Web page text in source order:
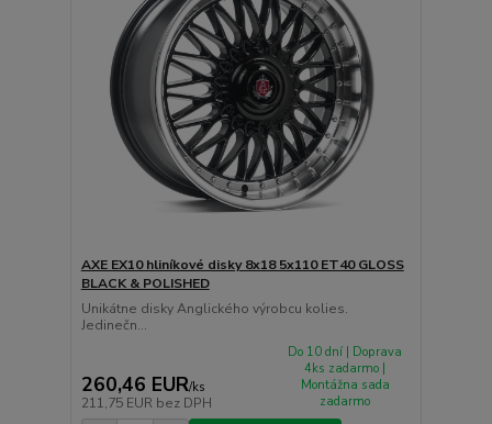
AXE EX10 hliníkové disky 8x18 5x110 ET40 GLOSS
BLACK & POLISHED
Unikátne disky Anglického výrobcu kolies.
Jedinečn...
260,46 EUR/ks
211,75 EUR bez DPH
Do 10 dní | Doprava
4ks zadarmo |
Montážna sada
zadarmo